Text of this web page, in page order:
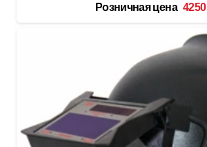
Розничная цена 4250